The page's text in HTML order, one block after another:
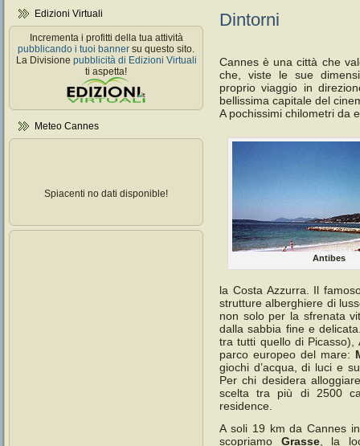
Edizioni Virtuali
Incrementa i profitti della tua attività
pubblicando i tuoi banner su questo sito.
La Divisione pubblicità di Edizioni Virtuali
ti aspetta!
Meteo Cannes
Spiacenti no dati disponible!
Dintorni
Cannes è una città che
che, viste le sue
proprio viaggio in
bellissima capitale del
A pochissimi chilometri da
Antibes
la Costa Azzurra. Il
strutture alberghiere di
non solo per la sfrenata
dalla sabbia fine e
tra tutti quello di Picasso),
parco europeo del mare:
giochi d’acqua, di luci e
Per chi desidera
scelta tra più di 2500
residence.
A soli 19 km da Cannes
scopriamo Grasse, la